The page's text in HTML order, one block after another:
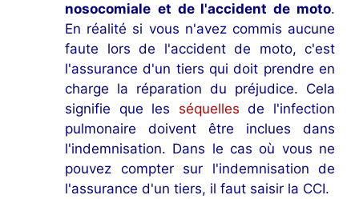
nosocomiale et de l'accident de moto.
En réalité si vous n'avez commis aucune
faute lors de l'accident de moto, c'est
l'assurance d'un tiers qui doit prendre en
charge la réparation du préjudice. Cela
signifie que les séquellesde l'infection
pulmonaire doivent être inclues dans
l'indemnisation. Dans le cas où vous ne
pouvez compter sur l'indemnisation de
l'assurance d'un tiers, il faut saisir la CCI.